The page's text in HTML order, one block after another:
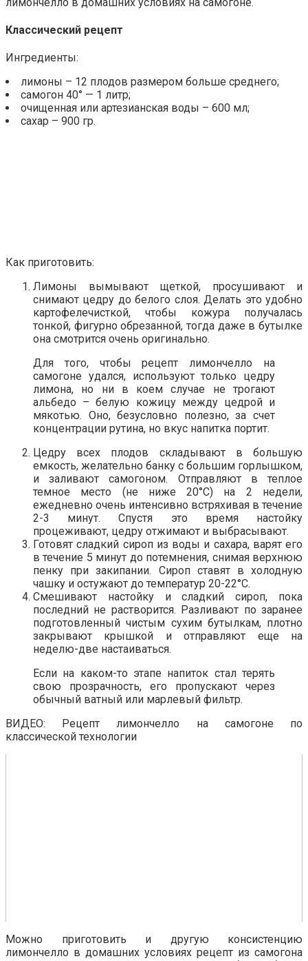
Классический рецепт
Ингредиенты:
лимоны – 12 плодов размером больше среднего;
самогон 40° — 1 литр;
очищенная или артезианская воды – 600 мл;
сахар – 900 гр.
Как приготовить:
Лимоны вымывают щеткой, просушивают и
снимают цедру до белого слоя. Делать это удобно
картофелечисткой, чтобы кожура получалась
тонкой, фигурно обрезанной, тогда даже в бутылке
она смотрится очень оригинально.
Для того, чтобы рецепт лимончелло на
самогоне удался, используют только цедру
лимона, но ни в коем случае не трогают
альбедо – белую кожицу между цедрой и
мякотью. Оно, безусловно полезно, за счет
концентрации рутина, но вкус напитка портит.
Цедру всех плодов складывают в большую
емкость, желательно банку с большим горлышком,
и заливают самогоном. Отправляют в теплое
темное место (не ниже 20°С) на 2 недели,
ежедневно очень интенсивно встряхивая в течение
2-3 минут. Спустя это время настойку
процеживают, цедру отжимают и выбрасывают.
Готовят сладкий сироп из воды и сахара, варят его
в течение 5 минут до потемнения, снимая верхнюю
пенку при закипании. Сироп ставят в холодную
чашку и остужают до температур 20-22°С.
Смешивают настойку и сладкий сироп, пока
последний не растворится. Разливают по заранее
подготовленный чистым сухим бутылкам, плотно
закрывают крышкой и отправляют еще на
неделю-две настаиваться.
Если на каком-то этапе напиток стал терять
свою прозрачность, его пропускают через
обычный ватный или марлевый фильтр.
ВИДЕО: Рецепт лимончелло на самогоне по
классической технологии
Можно приготовить и другую консистенцию
лимончелло в домашних условиях рецепт из самогона